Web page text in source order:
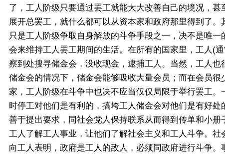
了，工人阶级只要通过罢工就能大大改善自己的境况，
展开总罢工，就什么都可以从资本家和政府那里得到了
只是工人阶级争取自身解放的斗争手段之一，决不是唯
会来维持工人罢工期间的生活。在所有的国家里，工人(
察到处搜寻储金会，没收现金，逮捕工人。当然，工人
储金会的情况下，储金会能够吸收大量会员；而在会员
家，工人阶级在斗争中也决不应当仅仅局限于举行罢工
时停工对他们是有利的，搞垮工人储金会对他们是有好
善于提出要求，同社会党人保持联系从而得到传单和小
工人了解工人事业，让他们了解社会主义和工人斗争。
向工人表明，政府是工人的敌人，必须同政府进行斗争